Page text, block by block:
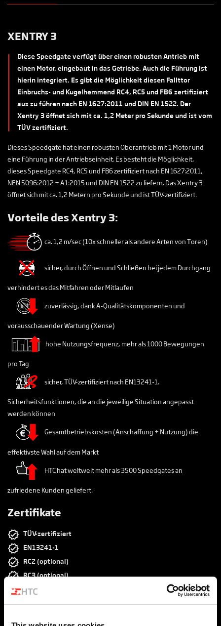
XENTRY 3
Diese Speedgate verfügt über einen robusten Antrieb mit
einen Motor, eingebaut in das Getriebe. Auch die Führung ist
hierin integriert. Es gibt die Möglichkeit diesen Fallttor
Einbruchs- und Kugelhemmend RC4, RC5 und FB6 zertifiziert
aus zu führen nach EN 1627:2011 und DIN EN 1522. Der
Xentry 3 öffnet sich mit ca. 1,2 Meter pro Sekunde und ist vom
TÜV zertifiziert.
Dieses Speedgate hat einen robusten Oberantrieb mit 1 Motor und
eine Führung in der Antriebseinheit. Es besteht die Möglichkeit,
dieses Speedgate RC4, RC5 und FB6 zertifiziert nach EN 1627:2011,
NEN 5096:2012 + A1:2015 und DIN EN 1522 zu liefern. Das Xentry 3
öffnet sich mit ca. 1,2 Metern pro Sekunde und ist TÜV-zertifiziert.
Vorteile des Xentry 3:
ca. 1,2 m/sec (10x schneller als andere Arten von Toren)
sicher, durch Öffnen und Schließen bei jedem Durchgang
verhindert es das Mitfahren oder Mitlaufen
zuverlässig, dank A-Qualitätskomponenten und
vorausschauender Wartung (Xense)
hohe Nutzungsfrequenz, mehr als 1000 Bewegungen
pro Tag
sicher, TÜV-zertifiziert nach EN13241-1.
Sicherheitsfunktionen, die an die jeweilige Situation angepasst
werden können
Gesamtbetriebskosten (Anschaffung + Nutzung) die
effektivste Wahl auf dem Markt
HTC hat weltweit mehr als 3500 Speedgates an
zufriedene Kunden geliefert.
Zertifikate
TÜV-zertifiziert
EN13241-1
RC2 (optional)
RC3 (optional)
RC4 (optional)
RC5 (optional)